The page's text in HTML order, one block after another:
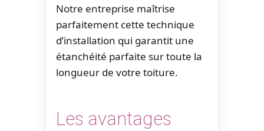
Notre entreprise maîtrise
parfaitement cette technique
d’installation qui garantit une
étanchéité parfaite sur toute la
longueur de votre toiture.
Les avantages